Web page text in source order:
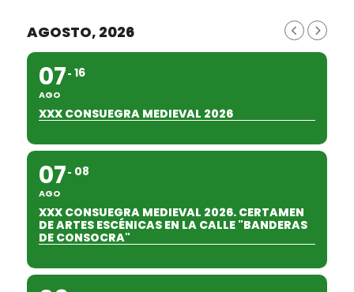
AGOSTO, 2026
07
AGO
16
XXX CONSUEGRA MEDIEVAL 2026
07
AGO
08
XXX CONSUEGRA MEDIEVAL 2026. CERTAMEN
DE ARTES ESCÉNICAS EN LA CALLE "BANDERAS
DE CONSOCRA"